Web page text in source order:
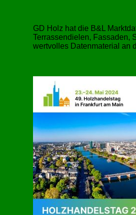
GD Holz hat die B&L
Terrassendielen, Fassaden,
wertvolles Datenmaterial an